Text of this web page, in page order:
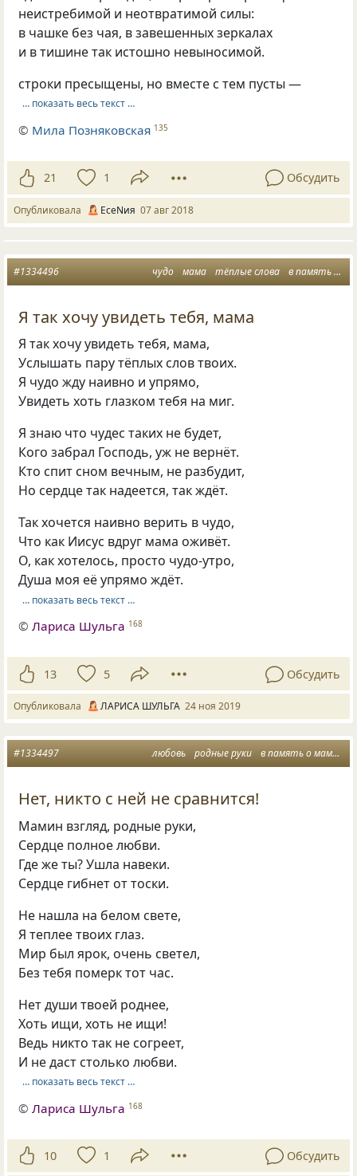
неистребимой и неотвратимой силы:
в чашке без чая, в завешенных зеркалах
и в тишине так истошно невыносимой.
строки пресыщены, но вместе с тем пусты —
… показать весь текст …
© Мила Позняковская 135
21 1 Обсудить
Опубликовала ЕсеNия 07 авг 2018
чудо мама тёплые слова в память о маме
#1334496
Я так хочу увидеть тебя, мама
Я так хочу увидеть тебя, мама,
Услышать пару тёплых слов твоих.
Я чудо жду наивно и упрямо,
Увидеть хоть глазком тебя на миг.
Я знаю что чудес таких не будет,
Кого забрал Господь, уж не вернёт.
Кто спит сном вечным, не разбудит,
Но сердце так надеется, так ждёт.
Так хочется наивно верить в чудо,
Что как Иисус вдруг мама оживёт.
О, как хотелось, просто чудо-утро,
Душа моя её упрямо ждёт.
… показать весь текст …
©Лариса Шульга 168
13 5 Обсудить
Опубликовала ЛАРИСА ШУЛЬГА 24 ноя 2019
любовь родные руки в память о маме
#1334497
Нет, никто с ней не сравнится!
Мамин взгляд, родные руки,
Сердце полное любви.
Где же ты? Ушла навеки.
Сердце гибнет от тоски.
Не нашла на белом свете,
Я теплее твоих глаз.
Мир был ярок, очень светел,
Без тебя померк тот час.
Нет души твоей роднее,
Хоть ищи, хоть не ищи!
Ведь никто так не согреет,
И не даст столько любви.
… показать весь текст …
©Лариса Шульга 168
10 1 Обсудить